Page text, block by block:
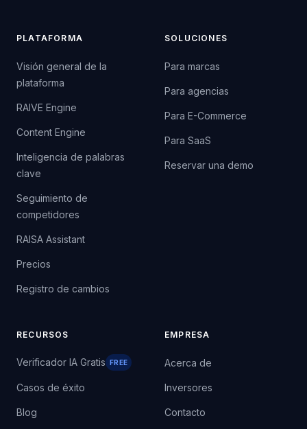
PLATAFORMA
Visión general de la
plataforma
RAIVE Engine
Content Engine
Inteligencia de palabras
clave
Seguimiento de
competidores
RAISA Assistant
Precios
Registro de cambios
SOLUCIONES
Para marcas
Para agencias
Para E-Commerce
Para SaaS
Reservar una demo
RECURSOS
Verificador IA Gratis FREE
Casos de éxito
Blog
EMPRESA
Acerca de
Inversores
Contacto